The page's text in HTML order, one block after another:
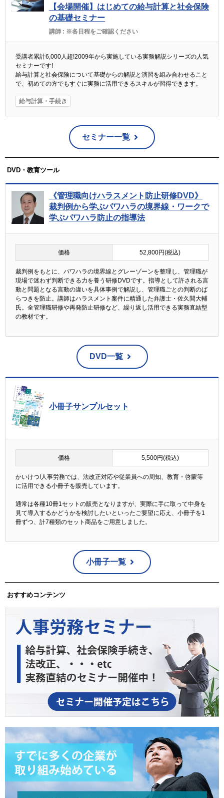
【会場開催】はじめての給与計算と社会保険
の基礎セミナー
講師 : ※各日程をご確認ください
受講者累計6,000人超!2009年から実施している実務解説シリーズの人気
セミナーです!
給与計算と社会保険について基礎からの解説と演習を組み合わせること
で、初めての方でもすぐに実務に活用できるスキルが習得できます。
給与計算・手続き
セミナー一覧
DVD・教育ツール
《管理職向けハラスメント防止研修DVD》
裁判例から学ぶパワハラの境界線・ワークで
学ぶパワハラ防止の指導法
価格 52,800円(税込)
裁判例をもとに、パワハラの境界線とグレーゾーンを整理し、管理職が
現場で迷わず判断できる力を養う研修DVDです。指導として許される言
動と問題となる言動の違いを具体事例で解説し、管理職ごとの判断のば
らつきを防止。講師はハラスメント案件に精通した弁護士・佐久間大輔
氏。全管理職研修や再発防止研修など、繰り返し活用できる実務直結型
の教材です。
DVD一覧
小冊子サンプルセット
価格 5,500円(税込)
かいけつ!人事労務では、法改正対応や従業員への周知、教育・啓蒙等
に活用できる小冊子を販売しています。
通常は各種10冊1セットの販売となりますが、実際に手に取って中身を
見て導入するかどうかを検討したいといったご要望に応え、小冊子を1
冊ずつ、計7種類のセット商品をご用意しました。
小冊子一覧
おすすめコンテンツ